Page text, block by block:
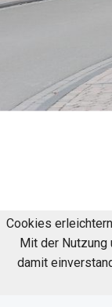
Cookies
Mit der Nutzung
damit